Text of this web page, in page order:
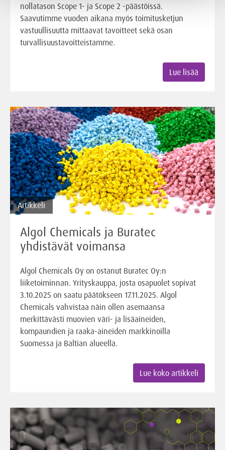
nollatason Scope 1- ja Scope 2 -päästöissä.
Saavutimme vuoden aikana myös toimitusketjun
vastuullisuutta mittaavat tavoitteet sekä osan
turvallisuustavoitteistamme.
Lue lisää
Artikkeli
Algol Chemicals ja Buratec
yhdistävät voimansa
Algol Chemicals Oy on ostanut Buratec Oy:n
liiketoiminnan. Yrityskauppa, josta osapuolet sopivat
3.10.2025 on saatu päätökseen 17.11.2025. Algol
Chemicals vahvistaa näin ollen asemaansa
merkittävästi muovien väri- ja lisäaineiden,
kompaundien ja raaka-aineiden markkinoilla
Suomessa ja Baltian alueella.
Lue koko artikkeli